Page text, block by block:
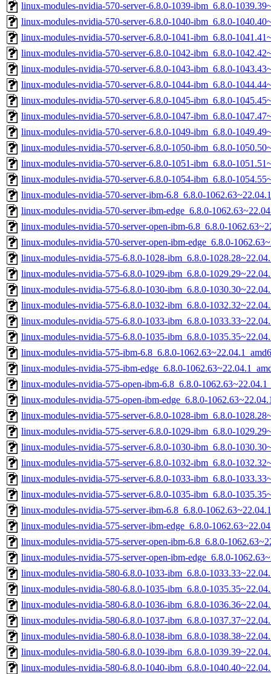
linux-modules-nvidia-570-server-6.8.0-1039-ibm_6.8.0-
linux-modules-nvidia-570-server-6.8.0-1040-ibm_6.8.0-
linux-modules-nvidia-570-server-6.8.0-1041-ibm_6.8.0-
linux-modules-nvidia-570-server-6.8.0-1042-ibm_6.8.0-
linux-modules-nvidia-570-server-6.8.0-1043-ibm_6.8.0-
linux-modules-nvidia-570-server-6.8.0-1044-ibm_6.8.0-
linux-modules-nvidia-570-server-6.8.0-1045-ibm_6.8.0-
linux-modules-nvidia-570-server-6.8.0-1047-ibm_6.8.0-
linux-modules-nvidia-570-server-6.8.0-1049-ibm_6.8.0-
linux-modules-nvidia-570-server-6.8.0-1050-ibm_6.8.0-
linux-modules-nvidia-570-server-6.8.0-1051-ibm_6.8.0-
linux-modules-nvidia-570-server-6.8.0-1054-ibm_6.8.0-
linux-modules-nvidia-570-server-ibm-6.8_6.8.0-
linux-modules-nvidia-570-server-ibm-edge_6.8.0-
linux-modules-nvidia-570-server-open-ibm-6.8_6.8.0-
linux-modules-nvidia-570-server-open-ibm-edge_6.8.0-
linux-modules-nvidia-575-6.8.0-1028-ibm_6.8.0-
linux-modules-nvidia-575-6.8.0-1029-ibm_6.8.0-
linux-modules-nvidia-575-6.8.0-1030-ibm_6.8.0-
linux-modules-nvidia-575-6.8.0-1032-ibm_6.8.0-
linux-modules-nvidia-575-6.8.0-1033-ibm_6.8.0-
linux-modules-nvidia-575-6.8.0-1035-ibm_6.8.0-
linux-modules-nvidia-575-ibm-6.8_6.8.0-
linux-modules-nvidia-575-ibm-edge_6.8.0-
linux-modules-nvidia-575-open-ibm-6.8_6.8.0-
linux-modules-nvidia-575-open-ibm-edge_6.8.0-
linux-modules-nvidia-575-server-6.8.0-1028-ibm_6.8.0-
linux-modules-nvidia-575-server-6.8.0-1029-ibm_6.8.0-
linux-modules-nvidia-575-server-6.8.0-1030-ibm_6.8.0-
linux-modules-nvidia-575-server-6.8.0-1032-ibm_6.8.0-
linux-modules-nvidia-575-server-6.8.0-1033-ibm_6.8.0-
linux-modules-nvidia-575-server-6.8.0-1035-ibm_6.8.0-
linux-modules-nvidia-575-server-ibm-6.8_6.8.0-
linux-modules-nvidia-575-server-ibm-edge_6.8.0-
linux-modules-nvidia-575-server-open-ibm-6.8_6.8.0-
linux-modules-nvidia-575-server-open-ibm-edge_6.8.0-
linux-modules-nvidia-580-6.8.0-1033-ibm_6.8.0-
linux-modules-nvidia-580-6.8.0-1035-ibm_6.8.0-
linux-modules-nvidia-580-6.8.0-1036-ibm_6.8.0-
linux-modules-nvidia-580-6.8.0-1037-ibm_6.8.0-
linux-modules-nvidia-580-6.8.0-1038-ibm_6.8.0-
linux-modules-nvidia-580-6.8.0-1039-ibm_6.8.0-
linux-modules-nvidia-580-6.8.0-1040-ibm_6.8.0-